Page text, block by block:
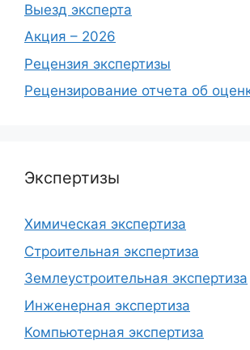
Выезд эксперта
Акция – 2026
Рецензия экспертизы
Рецензирование отчета об
Экспертизы
Химическая экспертиза
Строительная экспертиза
Землеустроительная экспертиза
Инженерная экспертиза
Компьютерная экспертиза